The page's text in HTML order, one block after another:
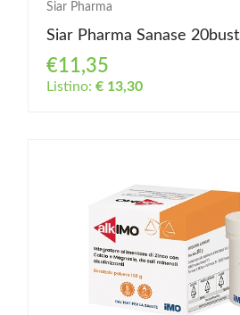
Siar Pharma
Siar Pharma Sanase 20bust
€11,35
Listino: € 13,30